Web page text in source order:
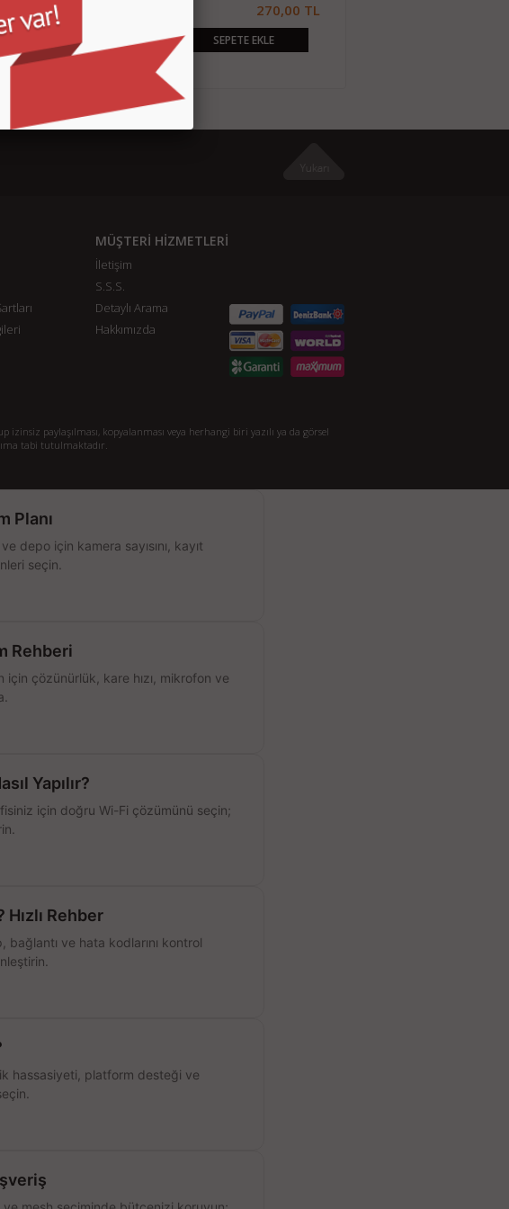
SEPETE EKLE
270,00 TL
SEPETE EKLE
MÜŞTERİ HİZMETLERİ
İletişim
S.S.S.
Detaylı Arama
Hakkımızda
paylaşılması, kopyalanması veya herhangi biri yazılı ya da görsel
tabi tutulmaktadır.
Planı
depo için kamera sayısını, kayıt
seçin.
Rehberi
çözünürlük, kare hızı, mikrofon ve
Yapılır?
için doğru Wi-Fi çözümünü seçin;
Rehber
ve hata kodlarını kontrol
hassasiyeti, platform desteği ve